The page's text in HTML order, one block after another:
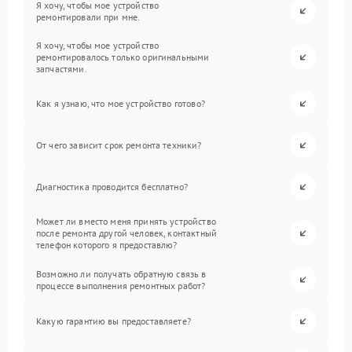
Я хочу, чтобы мое устройство
ремонтировали при мне.
Я хочу, чтобы мое устройство
ремонтировалось только оригинальными
запчастями.
Как я узнаю, что мое устройство готово?
От чего зависит срок ремонта техники?
Диагностика проводится бесплатно?
Может ли вместо меня принять устройство
после ремонта другой человек, контактный
телефон которого я предоставлю?
Возможно ли получать обратную связь в
процессе выполнения ремонтных работ?
Какую гарантию вы предоставляете?